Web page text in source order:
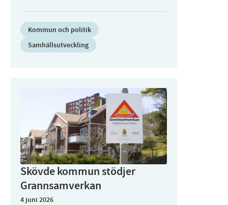
Kommun och politik
Samhällsutveckling
Skövde kommun stödjer
Grannsamverkan
4 juni 2026